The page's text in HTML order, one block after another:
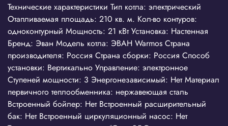
Технические характеристики Тип котла: электрический
Отапливаемая площадь: 210 кв. м. Кол-во контуров:
одноконтурный Мощность: 21 кВт Установка: Настенная
Бренд: Эван Модель котла: ЭВАН Warmos Страна
производителя: Россия Страна сборки: Россия Способ
установки: Вертикально Управление: электронное
Ступеней мощности: 3 Энергонезависимый: Нет Материал
первичного теплообменника: нержавеющая сталь
Встроенный бойлер: Нет Встроенный расширительный
бак: Нет Встроенный циркуляционный насос: Нет